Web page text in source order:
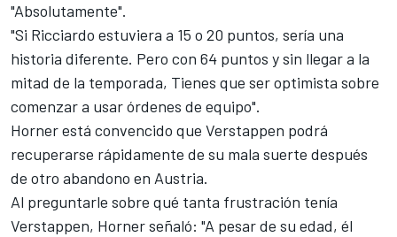
"Absolutamente".
"Si Ricciardo estuviera a 15 o 20 puntos, sería una
historia diferente. Pero con 64 puntos y sin llegar a la
mitad de la temporada, Tienes que ser optimista sobre
comenzar a usar órdenes de equipo".
Horner está convencido que Verstappen podrá
recuperarse rápidamente de su mala suerte después
de otro abandono en Austria.
Al preguntarle sobre qué tanta frustración tenía
Verstappen, Horner señaló: "A pesar de su edad, él